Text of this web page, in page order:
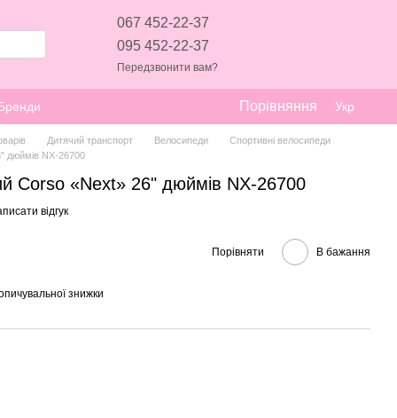
067 452-22-37
095 452-22-37
Передзвонити вам?
Порівняння Укр
Дитячий транспорт Велосипеди
Спортивні велосипеди
дюймів NX-26700
Corso «Next» 26" дюймів NX-26700
відгук
Порівняти В бажання
знижки